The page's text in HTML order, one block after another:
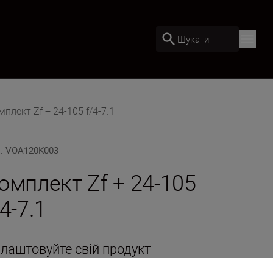
Шукати
Zf + 24-105 f/4-7.1
:VOA120K003
Zf + 24-105
7.1
свій продукт